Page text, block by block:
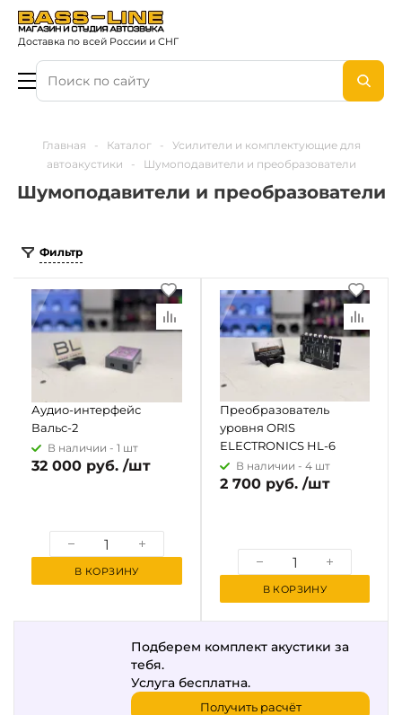
Доставка по всей России и СНГ
Главная - Каталог -
Усилители и комплектующие для
автоакустики
- Шумоподавители и преобразователи
Шумоподавители и преобразователи
Фильтр
Аудио-интерфейс
Вальс-2
В наличии - 1 шт
32 000 руб. /шт
В КОРЗИНУ
Преобразователь
уровня ORIS
ELECTRONICS HL-6
В наличии - 4 шт
2 700 руб. /шт
В КОРЗИНУ
Подберем комплект акустики за
тебя.
Услуга бесплатна.
Получить расчёт